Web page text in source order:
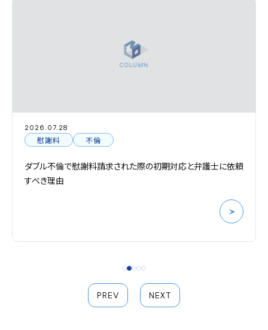
2026.07.28
慰謝料
不倫
ダブル不倫で慰謝料請求された際の初期対応と弁護士に依頼
すべき理由
PREV NEXT